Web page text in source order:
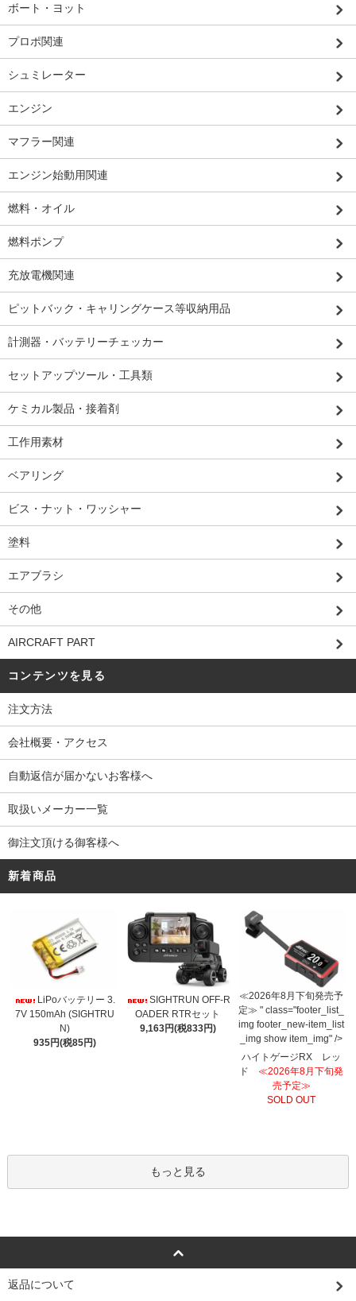
ボート・ヨット
プロポ関連
シュミレーター
エンジン
マフラー関連
エンジン始動用関連
燃料・オイル
燃料ポンプ
充放電機関連
ピットバック・キャリングケース等収納用品
計測器・バッテリーチェッカー
セットアップツール・工具類
ケミカル製品・接着剤
工作用素材
ベアリング
ビス・ナット・ワッシャー
塗料
エアブラシ
その他
AIRCRAFT PART
コンテンツを見る
注文方法
会社概要・アクセス
自動返信が届かないお客様へ
取扱いメーカー一覧
御注文頂ける御客様へ
新着商品
LiPoバッテリー 3.
7V 150mAh (SIGHTRU
N)
935円(税85円)
SIGHTRUN OFF-R
OADER RTRセット
9,163円(税833円)
≪2026年8月下旬発売予
定≫ " class="footer_list_
img footer_new-item_list
_img show item_img" />
ハイトゲージRX レッ
ド ≪2026年8月下旬発
売予定≫
SOLD OUT
もっと見る
返品について